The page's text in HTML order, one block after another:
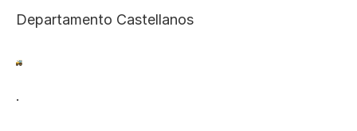
Departamento Castellanos
.